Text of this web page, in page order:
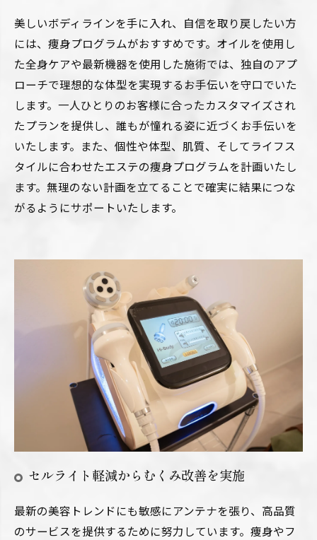
美しいボディラインを手に入れ、自信を取り戻したい方
には、痩身プログラムがおすすめです。オイルを使用し
た全身ケアや最新機器を使用した施術では、独自のアプ
ローチで理想的な体型を実現するお手伝いを守口でいた
します。一人ひとりのお客様に合ったカスタマイズされ
たプランを提供し、誰もが憧れる姿に近づくお手伝いを
いたします。また、個性や体型、肌質、そしてライフス
タイルに合わせたエステの痩身プログラムを計画いたし
ます。無理のない計画を立てることで確実に結果につな
がるようにサポートいたします。
セルライト軽減からむくみ改善を実施
最新の美容トレンドにも敏感にアンテナを張り、高品質
のサービスを提供するために努力しています。痩身やフ